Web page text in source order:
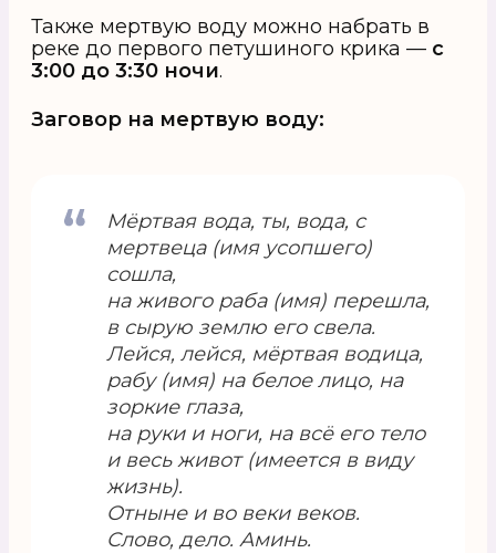
Также мертвую воду можно набрать в
реке до первого петушиного крика — с
3:00 до 3:30 ночи.
Заговор на мертвую воду:
Мёртвая вода, ты, вода, с
мертвеца (имя усопшего)
сошла,
на живого раба (имя) перешла,
в сырую землю его свела.
Лейся, лейся, мёртвая водица,
рабу (имя) на белое лицо, на
зоркие глаза,
на руки и ноги, на всё его тело
и весь живот (имеется в виду
жизнь).
Отныне и во веки веков.
Слово, дело. Аминь.